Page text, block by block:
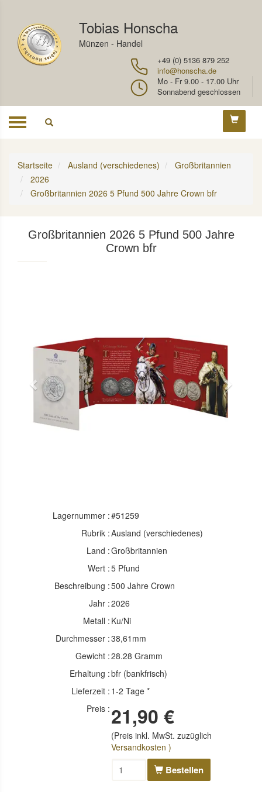
Tobias Honscha
Münzen - Handel
+49 (0) 5136 879 252
info@honscha.de
Mo - Fr 9.00 - 17.00 Uhr
Sonnabend geschlossen
Toggle
Startseite Ausland (verschiedenes)
Großbritannien
2026
Großbritannien 2026 5 Pfund 500 Jahre Crown bfr
Großbritannien 2026 5 Pfund 500 Jahre
Crown bfr
Previous Next
Lagernummer :#51259
Rubrik :Ausland (verschiedenes)
Land :Großbritannien
Wert :5 Pfund
Beschreibung :500 Jahre Crown
Jahr :2026
Metall : Ku/Ni
Durchmesser :38,61mm
Gewicht :28.28 Gramm
Erhaltung :bfr (bankfrisch)
Lieferzeit : 1-2 Tage *
Preis : 21,90 €
(Preis inkl. MwSt. zuzüglich
Versandkosten )
Bestellen